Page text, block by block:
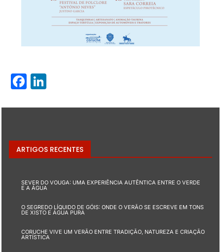
Facebook
ARTIGOS RECENTES
SEVER DO VOUGA: UMA EXPERIÊNCIA AUTÊNTICA ENTRE O VERDE
E A ÁGUA
O SEGREDO LÍQUIDO DE GÓIS: ONDE O VERÃO SE ESCREVE EM TONS
DE XISTO E ÁGUA PURA
CORUCHE VIVE UM VERÃO ENTRE TRADIÇÃO, NATUREZA E CRIAÇÃO
ARTÍSTICA